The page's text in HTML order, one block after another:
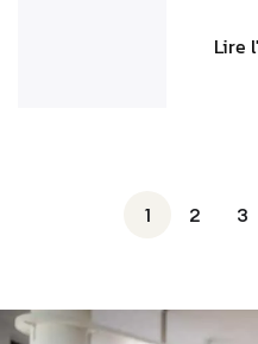
Lire
1 2 3